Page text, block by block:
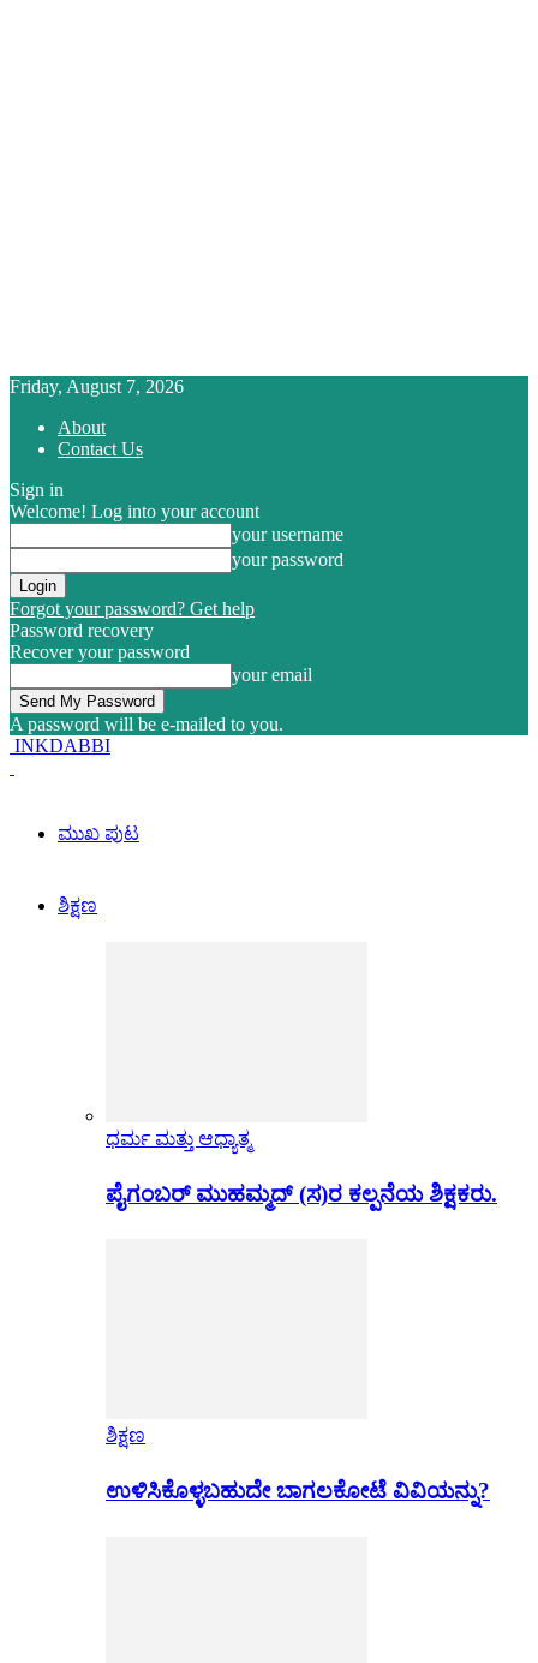
Friday, August 7, 2026
About
Contact Us
Sign in
Welcome! Log into your account
your username
your password
Forgot your password? Get help
Password recovery
Recover your password
your email
A password will be e-mailed to you.
INKDABBI
ಮುಖ ಪುಟ
ಶಿಕ್ಷಣ
ಧರ್ಮ ಮತ್ತು ಆಧ್ಯಾತ್ಮ
ಪೈಗಂಬರ್ ಮುಹಮ್ಮದ್ (ಸ)ರ ಕಲ್ಪನೆಯ ಶಿಕ್ಷಕರು.
ಶಿಕ್ಷಣ
ಉಳಿಸಿಕೊಳ್ಳಬಹುದೇ ಬಾಗಲಕೋಟೆ ವಿವಿಯನ್ನು?